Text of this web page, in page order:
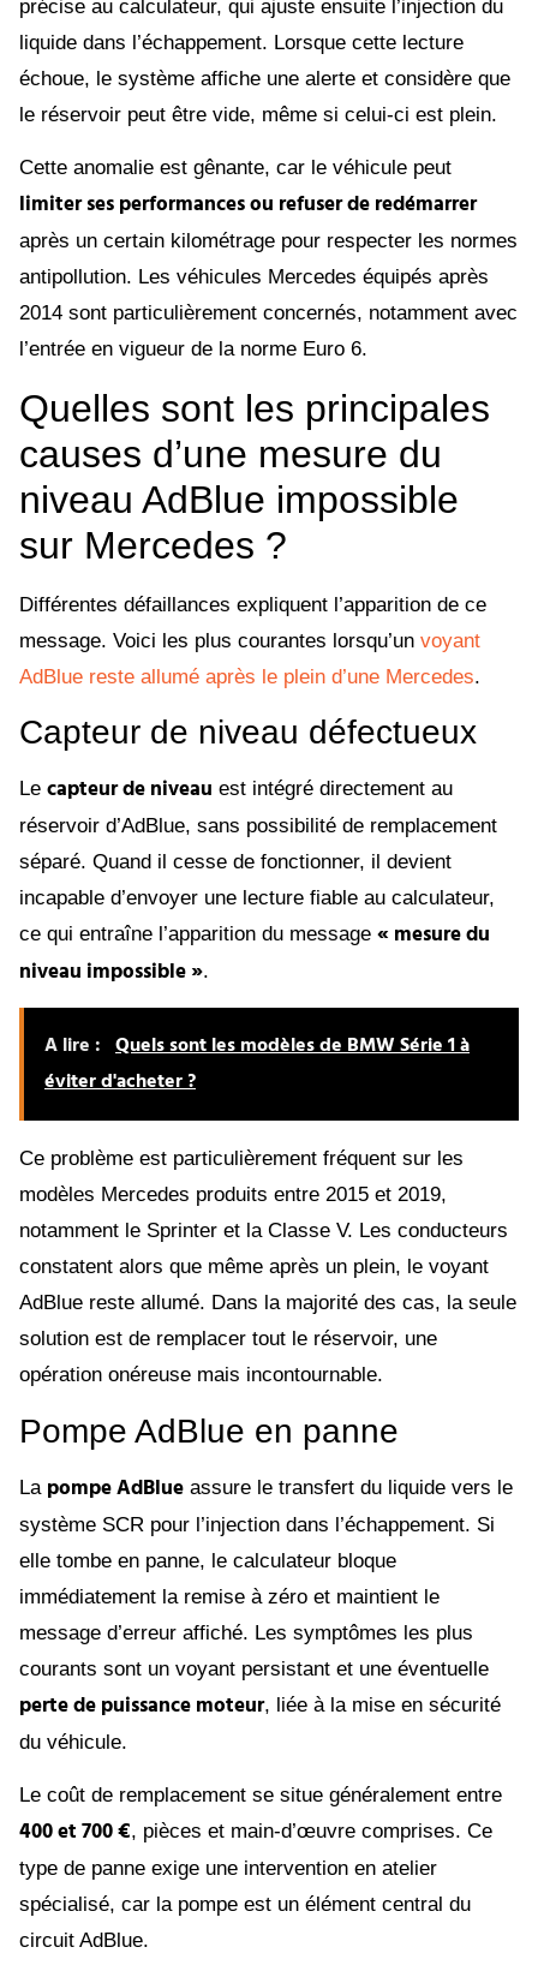
précise au calculateur, qui ajuste ensuite l’injection du
liquide dans l’échappement. Lorsque cette lecture
échoue, le système affiche une alerte et considère que
le réservoir peut être vide, même si celui-ci est plein.
Cette anomalie est gênante, car le véhicule peut
limiter ses performances ou refuser de redémarrer
après un certain kilométrage pour respecter les normes
antipollution. Les véhicules Mercedes équipés après
2014 sont particulièrement concernés, notamment avec
l’entrée en vigueur de la norme Euro 6.
Quelles sont les principales
causes d’une mesure du
niveau AdBlue impossible
sur Mercedes ?
Différentes défaillances expliquent l’apparition de ce
message. Voici les plus courantes lorsqu’un voyant
AdBlue reste allumé après le plein d’une Mercedes.
Capteur de niveau défectueux
Le capteur de niveau est intégré directement au
réservoir d’AdBlue, sans possibilité de remplacement
séparé. Quand il cesse de fonctionner, il devient
incapable d’envoyer une lecture fiable au calculateur,
ce qui entraîne l’apparition du message « mesure du
niveau impossible ».
A lire : Quels sont les modèles de BMW Série 1 à
éviter d'acheter ?
Ce problème est particulièrement fréquent sur les
modèles Mercedes produits entre 2015 et 2019,
notamment le Sprinter et la Classe V. Les conducteurs
constatent alors que même après un plein, le voyant
AdBlue reste allumé. Dans la majorité des cas, la seule
solution est de remplacer tout le réservoir, une
opération onéreuse mais incontournable.
Pompe AdBlue en panne
La pompe AdBlue assure le transfert du liquide vers le
système SCR pour l’injection dans l’échappement. Si
elle tombe en panne, le calculateur bloque
immédiatement la remise à zéro et maintient le
message d’erreur affiché. Les symptômes les plus
courants sont un voyant persistant et une éventuelle
perte de puissance moteur, liée à la mise en sécurité
du véhicule.
Le coût de remplacement se situe généralement entre
400 et 700 €, pièces et main-d’œuvre comprises. Ce
type de panne exige une intervention en atelier
spécialisé, car la pompe est un élément central du
circuit AdBlue.